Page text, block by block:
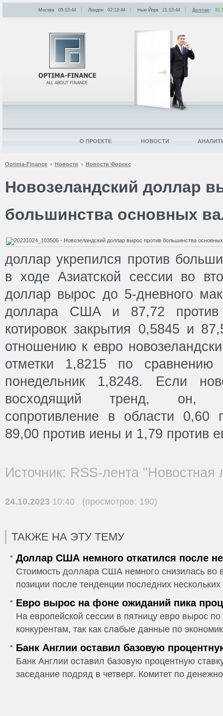
Optima-Finance Новости Новости Форекс
Новозеландский доллар
большинства основных
доллар укрепился против
в ходе Азиатской сессии во
доллар вырос до 5-дневного
доллара США и 87,72
котировок закрытия 0,5845 и
отношению к евро
отметки 1,8215 по
понедельник 1,8248. Если
восходящий тренд, он,
сопротивление в области
89,00 против иены и 1,79 против
Источник: RSS-лента "Новостная
24.10.2023 10:40 (просмотров: 190)
ТАКЖЕ НА ЭТУ ТЕМУ
Доллар США немного откатился после
Стоимость доллара США немного снизилась во
позиции после тенденции последних
Евро вырос на фоне ожиданий пика
На европейской сессии в пятницу евро вырос
конкурентам, так как слабые данные по
Банк Англии оставил базовую
Банк Англии оставил базовую процентную
заседание подряд в четверг. Комитет по
Москва 05:13:44 Лондон 02:13:44 Нью-Йорк 21:13:44 Доллар:
О ПРОЕКТЕ НОВОСТИ